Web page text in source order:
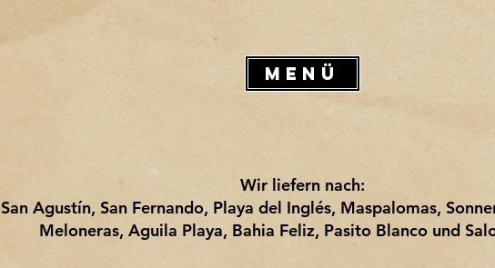
MENÜ
Wir liefern nach:
San Agustín, San Fernando, Playa del Inglés, Maspalomas,
Meloneras, Aguila Playa, Bahia Feliz, Pasito Blanco und